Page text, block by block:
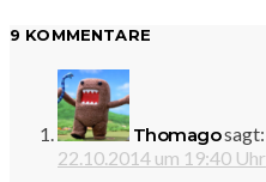
9 KOMMENTARE
Thomagosagt:
22.10.2014 um 19:40 Uhr